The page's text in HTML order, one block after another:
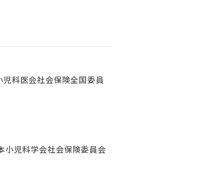
科医会社会保険全国委員
小児科学会社会保険委員会